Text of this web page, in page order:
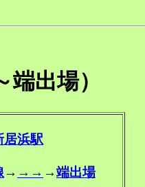
出場）
居浜駅
→ →→ →端出場